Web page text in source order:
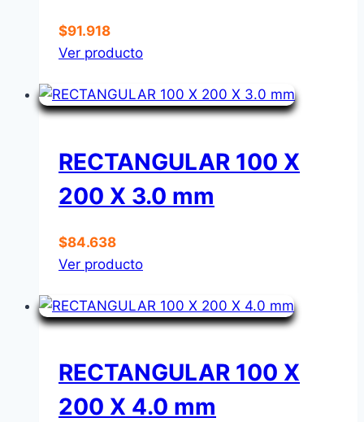
$91.918
Ver producto
RECTANGULAR 100 X
200 X 3.0 mm
$84.638
Ver producto
RECTANGULAR 100 X
200 X 4.0 mm